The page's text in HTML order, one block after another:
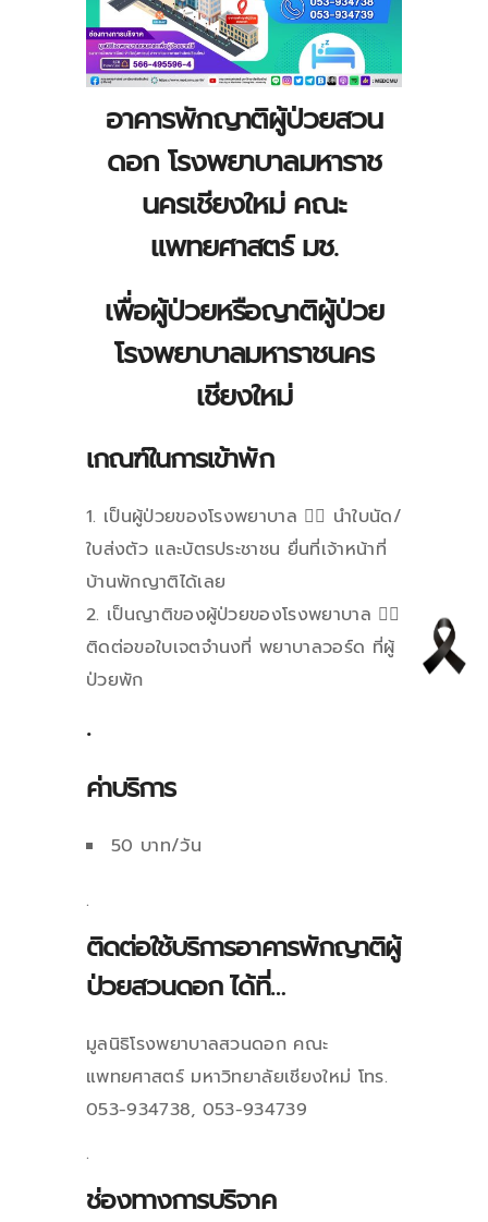
อาคารพักญาติผู้ป่วยสวน
ดอก โรงพยาบาลมหาราช
นครเชียงใหม่ คณะ
แพทยศาสตร์ มช.
เพื่อผู้ป่วยหรือญาติผู้ป่วย
โรงพยาบาลมหาราชนคร
เชียงใหม่
เกณฑ์ในการเข้าพัก
1. เป็นผู้ป่วยของโรงพยาบาล 👉🏻 นำใบนัด/
ใบส่งตัว และบัตรประชาชน ยื่นที่เจ้าหน้าที่
บ้านพักญาติได้เลย
2. เป็นญาติของผู้ป่วยของโรงพยาบาล 👉🏻
ติดต่อขอใบเจตจำนงที่ พยาบาลวอร์ด ที่ผู้
ป่วยพัก
.
ค่าบริการ
50 บาท/วัน
.
ติดต่อใช้บริการอาคารพักญาติผู้
ป่วยสวนดอก ได้ที่…
มูลนิธิโรงพยาบาลสวนดอก คณะ
แพทยศาสตร์ มหาวิทยาลัยเชียงใหม่ โทร.
053-934738, 053-934739
.
ช่องทางการบริจาค